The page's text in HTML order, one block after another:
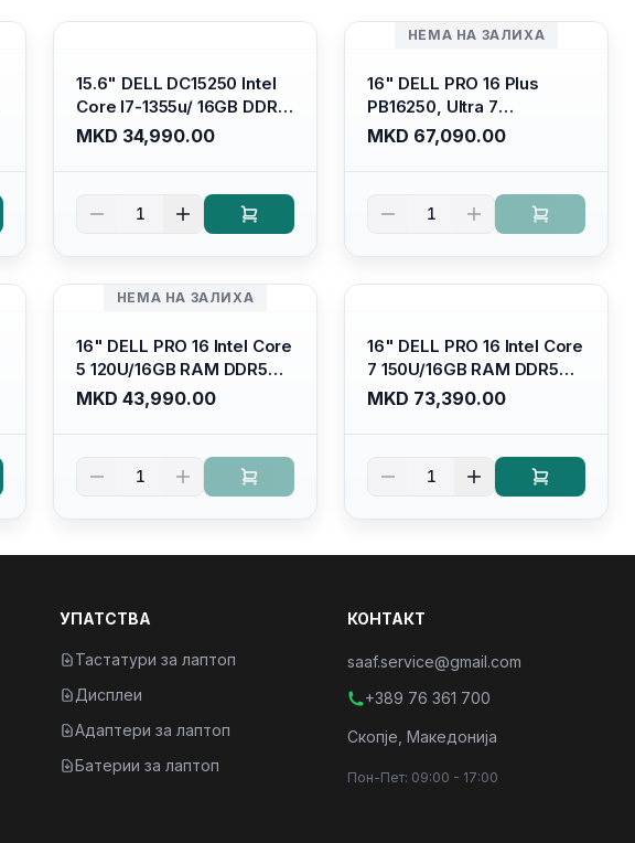
15.6" DELL DC15250 Intel
Core I7-1355u/ 16GB DDR4
/ 512GB SSD M.2 2230/
Intel UHD Graphics/ 120Hz
Display/ Backlit Kb/
Platinum Silver/ Ubuntu
MKD 34,990.00
1
НЕМА НА ЗАЛИХА
16" DELL PRO 16 Plus
PB16250, Ultra 7
265U/16GB RAM (1x 16GB)
5600 Mhz DDR5/ 512GB
/cam+mic,bt/backlit KB
/fingerprint Reader
MKD 67,090.00
1
НЕМА НА ЗАЛИХА
16" DELL PRO 16 Intel Core
5 120U/16GB RAM DDR5
5600mhz/ 512 GB SSD M.2
Nvme/fullhd+ (16:10)
4/RJ45/PC16250
MKD 43,990.00
1
16" DELL PRO 16 Intel Core
7 150U/16GB RAM DDR5
5600mhz/ 512 GB SSD M.2
Nvme (2230)/FULLHD+
4/RJ45/PC16250
MKD 73,390.00
1
УПАТСТВА
Тастатури за лаптоп
Дисплеи
Адаптери за лаптоп
Батерии за лаптоп
КОНТАКТ
saaf.service@gmail.com
+389 76 361 700
Скопје, Македонија
Пон-Пет: 09:00 - 17:00